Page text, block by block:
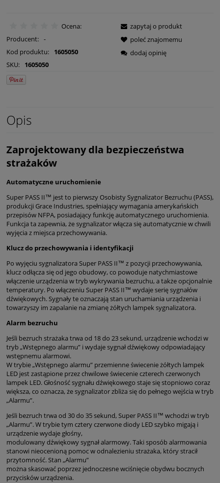
Ocena:
Producent: -
Kod produktu:
1605050
SKU:
1605050
zapytaj o produkt
poleć znajomemu
dodaj opinię
Opis
Zaprojektowany dla bezpieczeństwa
strażaków
Automatyczne uruchomienie
Super PASS II™ jest to pierwszy Osobisty Sygnalizator Bezruchu (PASS),
produkcji Grace Industries, spełniający wymagania amerykańskich
przepisów NFPA, posiadający funkcję automatycznego uruchomienia.
Funkcja ta zapewnia, że sygnalizator włącza się automatycznie w chwili
wyjęcia z miejsca przechowywania.
Klucz do przechowywania i identyfikacji
Po wyjęciu sygnalizatora Super PASS II™ z pozycji przechowywania,
klucz odłącza się od jego obudowy, co powoduje natychmiastowe
włączenie urządzenia w tryb wykrywania bezruchu, a także opcjonalnie
temperatury. Po włączeniu Super PASS II™ wydaje serię sygnałów
dźwiękowych. Sygnały te oznaczają stan uruchamiania urządzenia i
towarzyszy im zapalanie na zmianę żółtych lampek sygnalizatora.
Alarm bezruchu
Jeśli bezruch strażaka trwa od 18 do 23 sekund, urządzenie wchodzi w
tryb „Wstępnego alarmu” i wydaje sygnał dźwiękowy odpowiadający
wstępnemu alarmowi.
W trybie „Wstępnego alarmu” przemienne świecenie żółtych lampek
LED jest zastąpione przez chwilowe świecenie czterech czerwonych
lampek LED. Głośność sygnału dźwiękowego staje się stopniowo coraz
większa, co oznacza, że sygnalizator zbliża się do pełnego wejścia w tryb
„Alarmu”.
Jeśli bezruch trwa od 30 do 35 sekund, Super PASS II™ wchodzi w tryb
„Alarmu”. W trybie tym cztery czerwone diody LED szybko migają i
urządzenie wydaje głośny,
modulowany dźwiękowy sygnał alarmowy. Taki sposób alarmowania
stanowi nieocenioną pomoc w odnalezieniu strażaka, który stracił
przytomność. Stan „Alarmu”
można skasować poprzez jednoczesne wciśnięcie obydwu bocznych
przycisków urządzenia.